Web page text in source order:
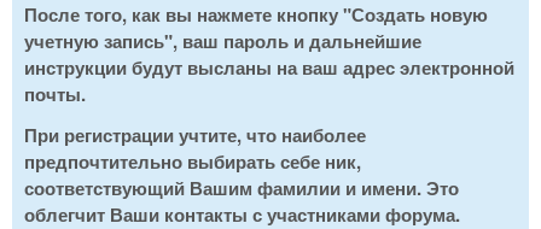
После того, как вы нажмете кнопку "Создать новую
учетную запись", ваш пароль и дальнейшие
инструкции будут высланы на ваш адрес электронной
почты.
При регистрации учтите, что наиболее
предпочтительно выбирать себе ник,
соответствующий Вашим фамилии и имени. Это
облегчит Ваши контакты с участниками форума.